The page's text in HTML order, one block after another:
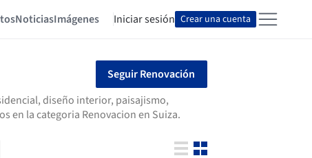
NoticiasImágenes Iniciar sesión Crear una cuenta
Seguir Renovación
diseño interior, paisajismo,
en la categoria Renovacion en Suiza.